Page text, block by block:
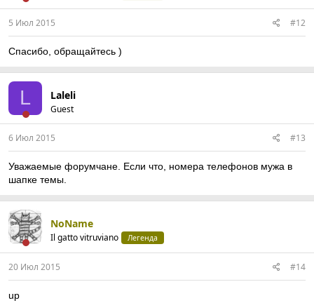
5 Июл 2015 #12
Спасибо, обращайтесь )
L Laleli
Guest
6 Июл 2015 #13
Уважаемые форумчане. Если что, номера телефонов мужа в
шапке темы.
NoName
Il gatto vitruviano Легенда
20 Июл 2015 #14
up